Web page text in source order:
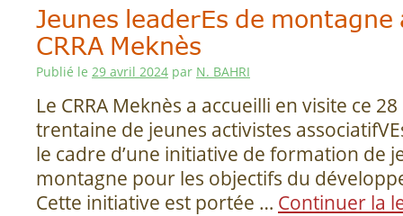
Jeunes leaderEs de montagne
CRRA Meknès
Publié le 29 avril 2024 par N. BAHRI
Le CRRA Meknès a accueilli en visite ce
trentaine de jeunes activistes
le cadre d’une initiative de formation de
montagne pour les objectifs du
Cette initiative est portée … Continuer la